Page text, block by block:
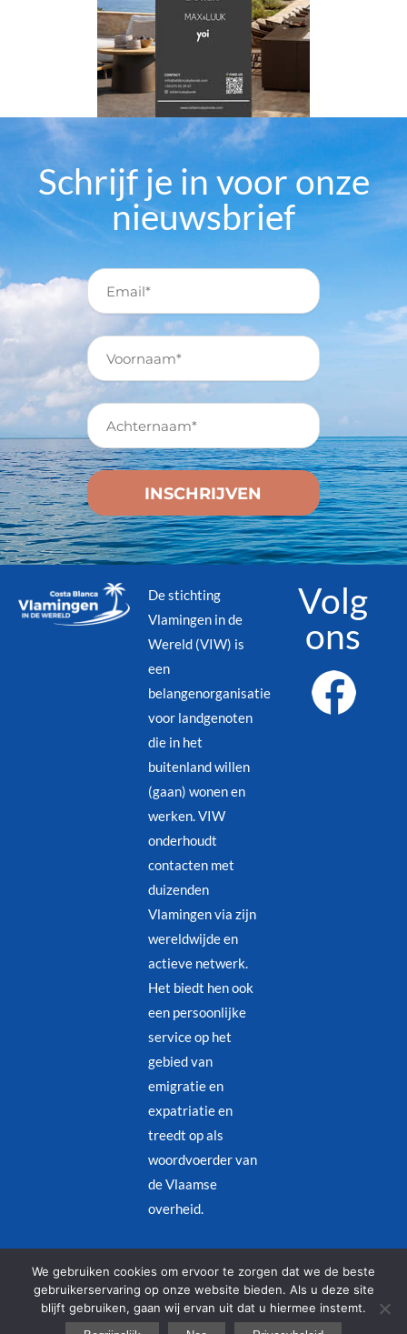
Schrijf je in voor onze
nieuwsbrief
De stichting
Vlamingen in de
Wereld (VIW) is
een
belangenorganisatie
voor landgenoten
die in het
buitenland willen
(gaan) wonen en
werken. VIW
onderhoudt
contacten met
duizenden
Vlamingen via zijn
wereldwijde en
actieve netwerk.
Het biedt hen ook
een persoonlijke
service op het
gebied van
emigratie en
expatriatie en
treedt op als
woordvoerder van
de Vlaamse
overheid.
Volg
ons
Juridische kennisgeving–Privacybeleid
© Copyright 2026 – Alle rechten voorbehouden | Designed by
We gebruiken cookies om ervoor te zorgen dat we de beste
gebruikerservaring op onze website bieden. Als u deze site
blijft gebruiken, gaan wij ervan uit dat u hiermee instemt.